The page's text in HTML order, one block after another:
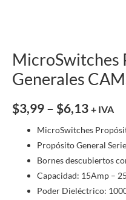
MicroSwitches
Generales
$3,99 – $6,13 + IVA
MicroSwitches
Propósito General
Bornes descubiertos
Capacidad: 15Amp –
Poder Dieléctrico: